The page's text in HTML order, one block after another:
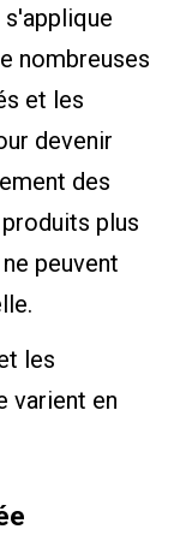
s'applique
nombreuses
et les
devenir
des
plus
peuvent
les
varient en